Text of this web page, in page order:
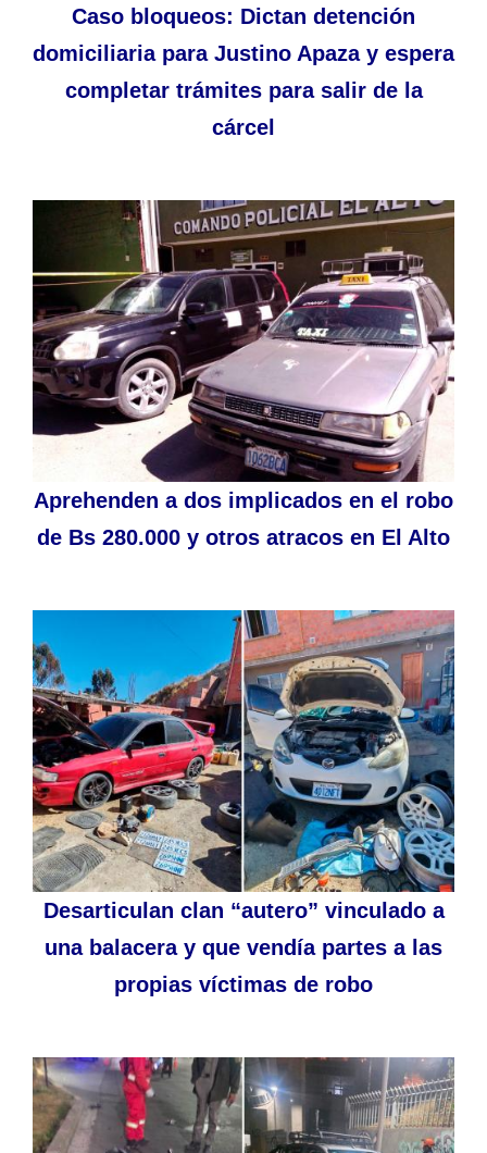
Caso bloqueos: Dictan detención
domiciliaria para Justino Apaza y espera
completar trámites para salir de la
cárcel
Aprehenden a dos implicados en el robo
de Bs 280.000 y otros atracos en El Alto
Desarticulan clan “autero” vinculado a
una balacera y que vendía partes a las
propias víctimas de robo